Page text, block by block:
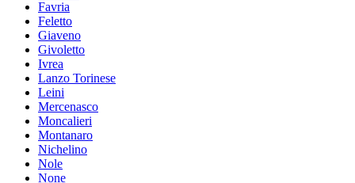
Favria
Feletto
Giaveno
Givoletto
Ivrea
Lanzo Torinese
Leini
Mercenasco
Moncalieri
Montanaro
Nichelino
Nole
None